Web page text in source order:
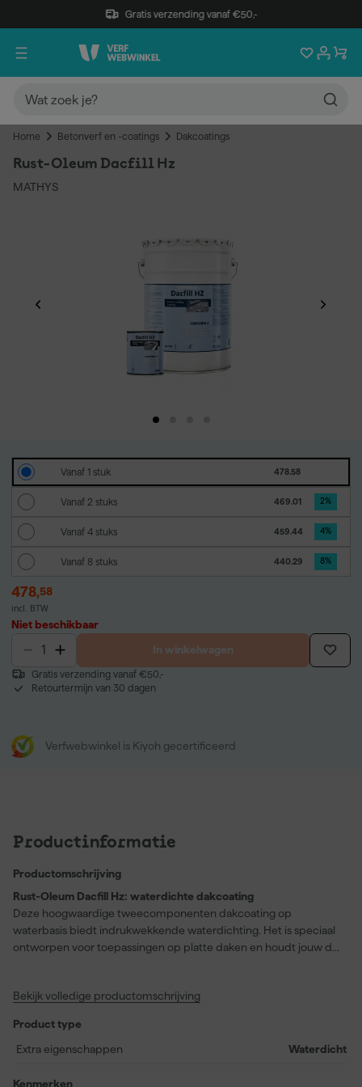
Gratis verzending vanaf €50,-
Home Betonverf en -coatings Dakcoatings
Rust-Oleum Dacfill Hz
MATHYS
Vanaf 1 stuk 478.58
Vanaf 2 stuks 469.01 2%
Vanaf 4 stuks 459.44 4%
Vanaf 8 stuks 440.29 8%
478,58
incl. BTW
Niet beschikbaar
In winkelwagen
Gratis verzending vanaf €50,-
Retourtermijn van 30 dagen
Verfwebwinkel is Kiyoh gecertificeerd
Productinformatie
Productomschrijving
Rust-Oleum Dacfill Hz: waterdichte dakcoating
Deze hoogwaardige tweecomponenten dakcoating op
waterbasis biedt indrukwekkende waterdichting. Het is speciaal
ontworpen voor toepassingen op platte daken en houdt jouw dak
voltooid is. Hierdoor hoef je niet lang te wachten om weer volop
Dacfill HZ bovendien een strakke look aan je dak, zonder
reflecties. De elastische en naadloze afdichting zorgt voor een
zoals UV-straling, hitte en vorst. Of je nu een professional bent of
Bekijk volledige productomschrijving
Product type
Extra eigenschappen
Waterdicht
Kenmerken